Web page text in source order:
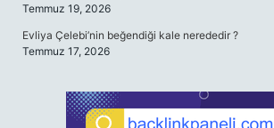
Temmuz 19, 2026
Evliya Çelebi’nin beğendiği kale nerededir ?
Temmuz 17, 2026